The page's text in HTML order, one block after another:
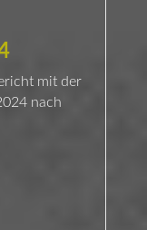
mit der
nach